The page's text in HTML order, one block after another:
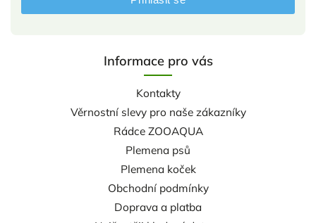
Informace pro vás
Kontakty
Věrnostní slevy pro naše zákazníky
Rádce ZOOAQUA
Plemena psů
Plemena koček
Obchodní podmínky
Doprava a platba